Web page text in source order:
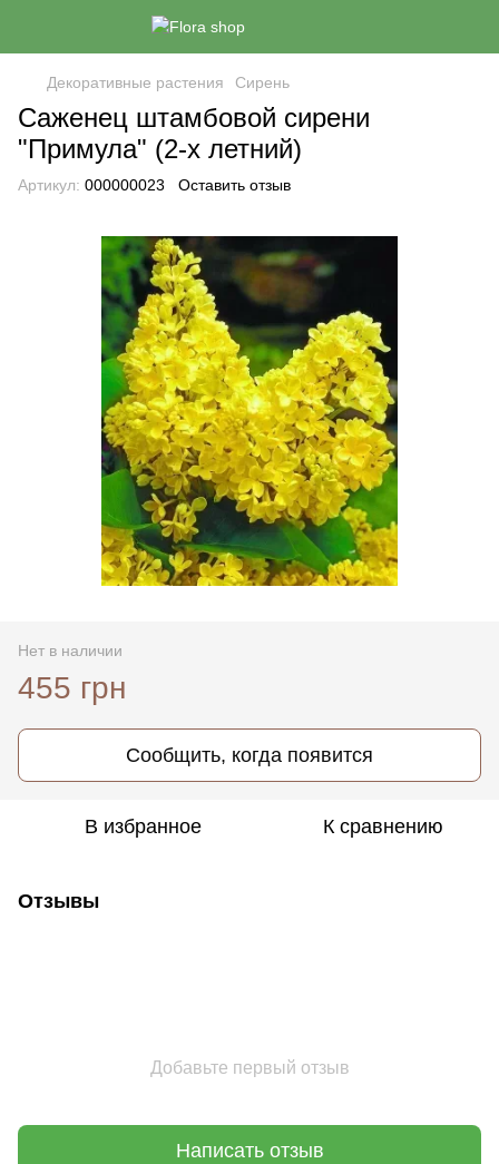
Декоративные растения Сирень
Саженец штамбовой сирени
"Примула" (2-х летний)
Артикул: 000000023 Оставить отзыв
Нет в наличии
455 грн
Сообщить, когда появится
В избранное К сравнению
Отзывы
Добавьте первый отзыв
Написать отзыв